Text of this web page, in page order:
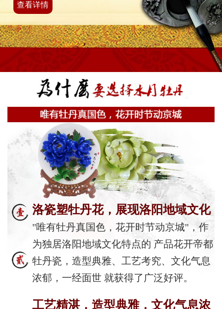
查看详情
洛瓷塑牡丹花，展现洛阳地域文化
"唯有牡丹真国色，花开时节动京城"，作
为独居洛阳地域文化特点的 产品花开帝都
牡丹瓷，造型典雅、工艺考究、文化气息
浓郁，一经面世 就获得了广泛好评。
工艺精湛，造型典雅，文化气息浓